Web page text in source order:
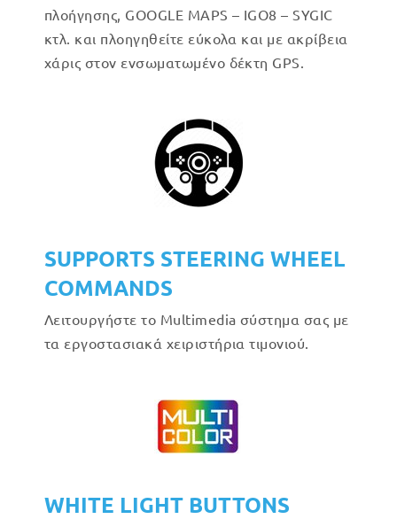
πλοήγησης, GOOGLE MAPS – IGO8 – SYGIC
κτλ. και πλοηγηθείτε εύκολα και με ακρίβεια
χάρις στον ενσωματωμένο δέκτη GPS.
SUPPORTS STEERING WHEEL
COMMANDS
Λειτουργήστε το Multimedia σύστημα σας με
τα εργοστασιακά χειριστήρια τιμονιού.
WHITE LIGHT BUTTONS